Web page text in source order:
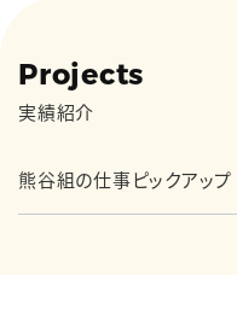
Projects
実績紹介
熊谷組の仕事ピックアップ